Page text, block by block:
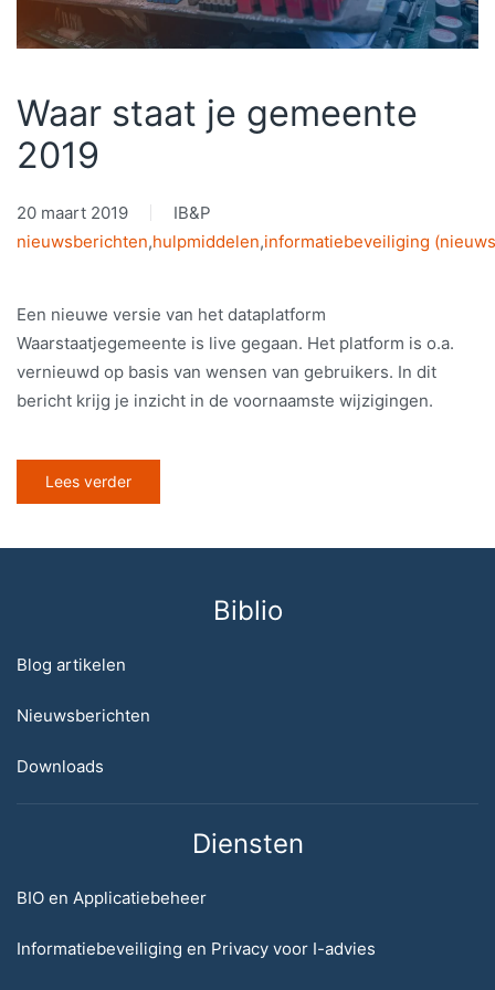
Waar staat je gemeente
2019
20 maart 2019
IB&P
nieuwsberichten,hulpmiddelen,informatiebeveiliging
Een nieuwe versie van het dataplatform
Waarstaatjegemeente is live gegaan. Het platform is o.a.
vernieuwd op basis van wensen van gebruikers. In dit
bericht krijg je inzicht in de voornaamste wijzigingen.
Lees verder
Biblio
Blog artikelen
Nieuwsberichten
Downloads
Diensten
BIO en Applicatiebeheer
Informatiebeveiliging en Privacy voor I-advies